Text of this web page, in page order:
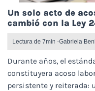
Un solo acto de
cambió con la Ley
Gabriela
Lectura de 7min -
Durante años, el
constituyera acoso
persistente y reiterada: